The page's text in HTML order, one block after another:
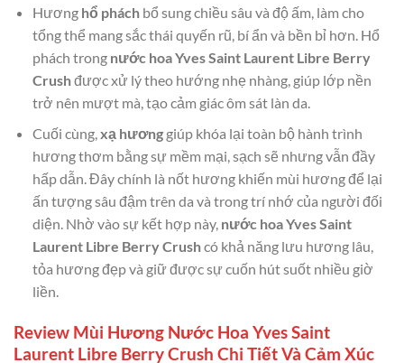
Hương hổ pháchbổ sung chiều sâu và độ ấm, làm cho
tổng thể mang sắc thái quyến rũ, bí ẩn và bền bỉ hơn. Hổ
phách trong nước hoa Yves Saint Laurent Libre Berry
Crushđược xử lý theo hướng nhẹ nhàng, giúp lớp nền
trở nên mượt mà, tạo cảm giác ôm sát làn da.
Cuối cùng,xạ hươnggiúp khóa lại toàn bộ hành trình
hương thơm bằng sự mềm mại, sạch sẽ nhưng vẫn đầy
hấp dẫn. Đây chính là nốt hương khiến mùi hương để lại
ấn tượng sâu đậm trên da và trong trí nhớ của người đối
diện. Nhờ vào sự kết hợp này, nước hoa Yves Saint
Laurent Libre Berry Crushcó khả năng lưu hương lâu,
tỏa hương đẹp và giữ được sự cuốn hút suốt nhiều giờ
liền.
Review Mùi Hương Nước Hoa Yves Saint
Laurent Libre Berry Crush Chi Tiết Và Cảm Xúc